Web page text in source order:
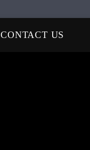
CONTACT US